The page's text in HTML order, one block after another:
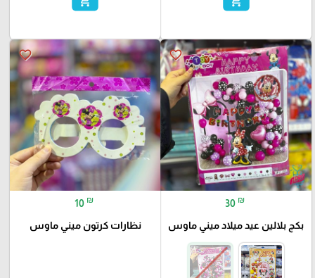
favorite_border
30 ₪
بكج بلالين عيد ميلاد ميني ماوس
favorite_border
10 ₪
نظارات كرتون ميني ماوس